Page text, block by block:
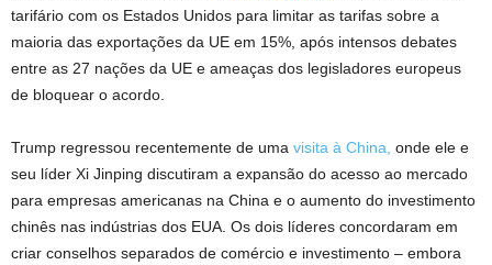
tarifário com os Estados Unidos para limitar as tarifas sobre a
maioria das exportações da UE em 15%, após intensos debates
entre as 27 nações da UE e ameaças dos legisladores europeus
de bloquear o acordo.
Trump regressou recentemente de uma visita à China, onde ele e
seu líder Xi Jinping discutiram a expansão do acesso ao mercado
para empresas americanas na China e o aumento do investimento
chinês nas indústrias dos EUA. Os dois líderes concordaram em
criar conselhos separados de comércio e investimento – embora